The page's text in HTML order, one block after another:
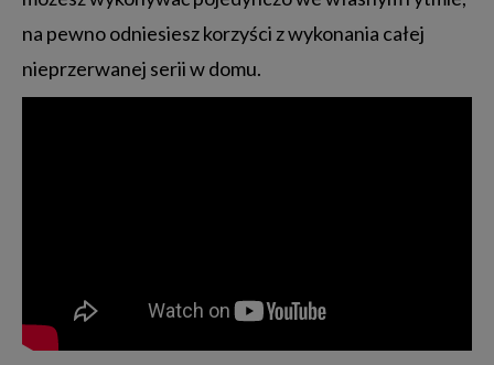
na pewno odniesiesz korzyści z wykonania całej
nieprzerwanej serii w domu.